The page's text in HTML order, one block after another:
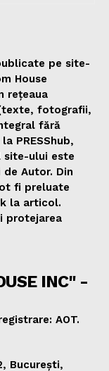
pe site-
House
rețeaua
fotografii,
fără
PRESShub,
site-ului este
Autor. Din
fi preluate
la articol.
protejarea
INC" -
AOT.
București,